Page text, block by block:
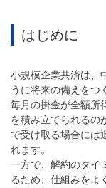
はじめに
小規模企業共済は、
うに将来の備えをつ
毎月の掛金が全額所
を積み立てられるの
で受け取る場合には
れます。
一方で、解約のタイ
るため、仕組みをよ